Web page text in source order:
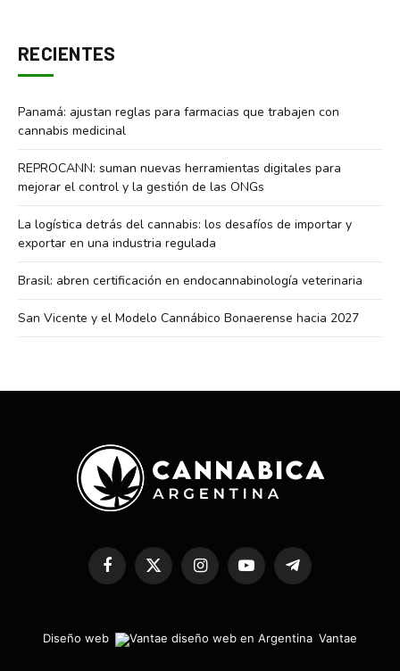
RECIENTES
Panamá: ajustan reglas para farmacias que trabajen con
cannabis medicinal
REPROCANN: suman nuevas herramientas digitales para
mejorar el control y la gestión de las ONGs
La logística detrás del cannabis: los desafíos de importar y
exportar en una industria regulada
Brasil: abren certificación en endocannabinología veterinaria
San Vicente y el Modelo Cannábico Bonaerense hacia 2027
FacebookX
(Twitter)
InstagramYouTubeTelegram
Diseño web Vantae